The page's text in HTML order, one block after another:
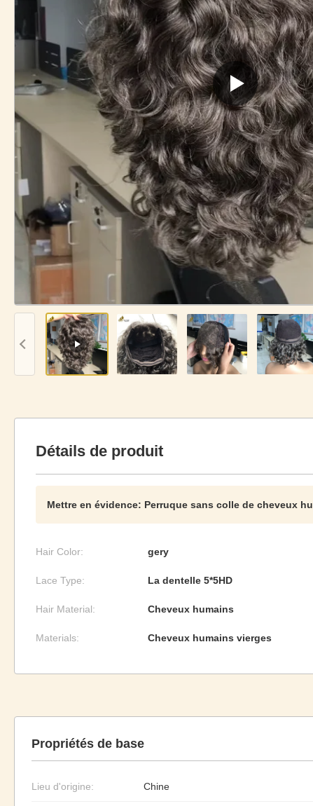
Détails de produit
Mettre en évidence: Perruque sans colle de cheveux
Hair Color: gery
Lace Type: La dentelle 5*5HD
Hair Material: Cheveux humains
Materials: Cheveux humains vierges
Propriétés de base
Lieu d'origine: Chine